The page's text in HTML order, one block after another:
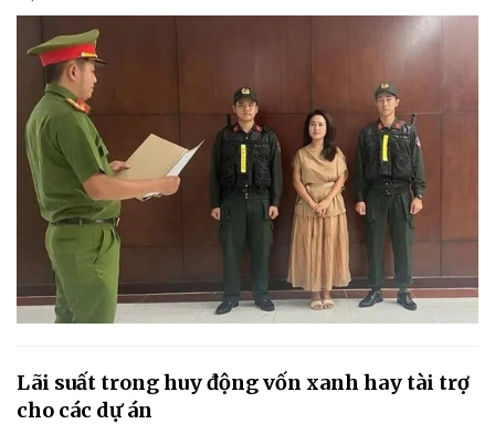
Lãi suất trong huy động vốn xanh hay tài trợ
cho các dự án